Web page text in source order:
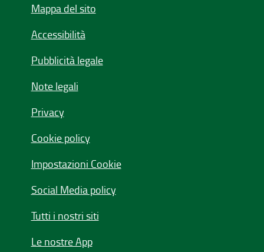
Mappa del sito
Accessibilità
Pubblicità legale
Note legali
Privacy
Cookie policy
Impostazioni Cookie
Social Media policy
Tutti i nostri siti
Le nostre App